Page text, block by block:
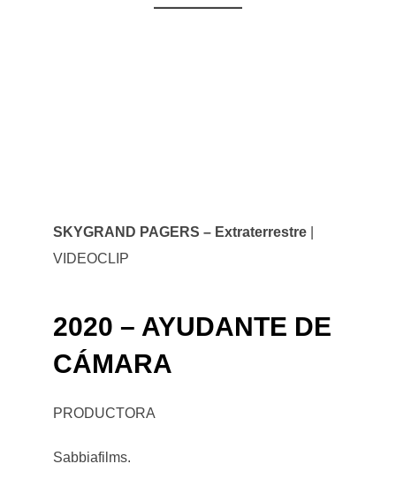
SKYGRAND PAGERS – Extraterrestre
VIDEOCLIP
2020 – AYUDANTE DE
CÁMARA
PRODUCTORA
Sabbiafilms.